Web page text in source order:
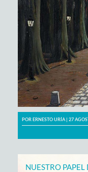
PORERNESTO URÍA | 27
NUESTRO PAPEL